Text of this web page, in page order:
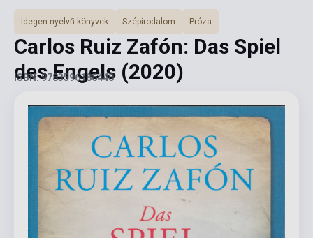
Idegen nyelvű könyvek Szépirodalom Próza
Carlos Ruiz Zafón: Das Spiel
des Engels (2020)
ISBN: 9783596186440